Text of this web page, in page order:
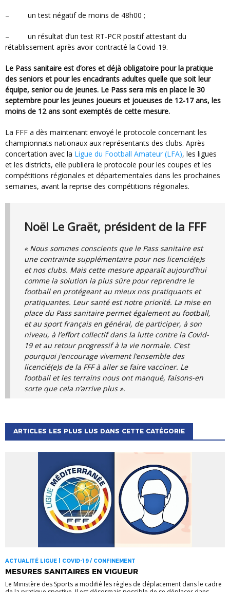
– un test négatif de moins de 48h00 ;
– un résultat d’un test RT-PCR positif attestant du
rétablissement après avoir contracté la Covid-19.
Le Pass sanitaire est d’ores et déjà obligatoire pour la pratique
des seniors et pour les encadrants adultes quelle que soit leur
équipe, senior ou de jeunes. Le Pass sera mis en place le 30
septembre pour les jeunes joueurs et joueuses de 12-17 ans, les
moins de 12 ans sont exemptés de cette mesure.
La FFF a dès maintenant envoyé le protocole concernant les
championnats nationaux aux représentants des clubs. Après
concertation avec la Ligue du Football Amateur (LFA), les ligues
et les districts, elle publiera le protocole pour les coupes et les
compétitions régionales et départementales dans les prochaines
semaines, avant la reprise des compétitions régionales.
Noël Le Graët, président de la FFF
« Nous sommes conscients que le Pass sanitaire est
une contrainte supplémentaire pour nos licencié(e)s
et nos clubs. Mais cette mesure apparaît aujourd’hui
comme la solution la plus sûre pour reprendre le
football en protégeant au mieux nos pratiquants et
pratiquantes. Leur santé est notre priorité. La mise en
place du Pass sanitaire permet également au football,
et au sport français en général, de participer, à son
niveau, à l’effort collectif dans la lutte contre la Covid-
19 et au retour progressif à la vie normale. C’est
pourquoi j’encourage vivement l’ensemble des
licencié(e)s de la FFF à aller se faire vacciner. Le
football et les terrains nous ont manqué, faisons-en
sorte que cela n’arrive plus ».
ARTICLES LES PLUS LUS DANS CETTE CATÉGORIE
ACTUALITÉ LIGUE | COVID-19 / CONFINEMENT
MESURES SANITAIRES EN VIGUEUR
Le Ministère des Sports a modifié les règles de déplacement dans le cadre